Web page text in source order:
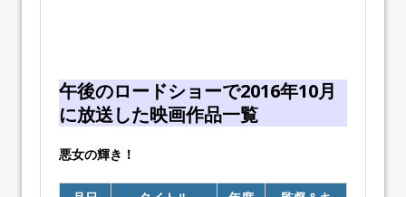
午後のロードショーで2016年10月
に放送した映画作品一覧
悪女の輝き！